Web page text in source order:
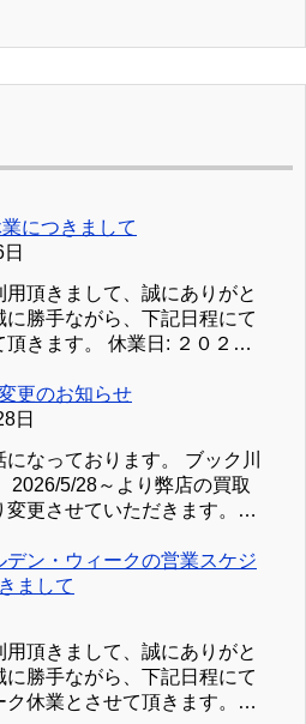
につきまして
頂きまして、誠にありがと
に勝手ながら、下記日程にて
きます。 休業日: ２０２６
して ２０２６／８／１０
８／１６（日）まで買取受
いますが、混雑状況により査
合がございます。予めご了
積り、お問合せにつきまし
月）以降になる場合がござい
お引き取りにつきまして
りのお申込みと発送は可能
が８／１７（月）以降にな
す。 以上ご不便をお掛け致
お願い致します。 熱中症
更のお知らせ
日
なっております。 ブック川
2026/5/28～より弊店の買取
更させていただきます。
前20点）、または、事前見積
円（変更前2,000円）以上よ
きます。 また、事前見積が
円未満の場合、当店までの
計金額より差し引かせていた
意ください。 特に初回の方
デン・ウィークの営業スケジ
まして
頂きまして、誠にありがと
に勝手ながら、下記日程にて
ク休業とさせて頂きます。休